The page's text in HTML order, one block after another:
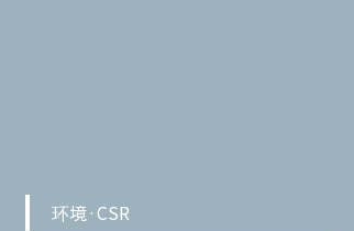
环境·CSR